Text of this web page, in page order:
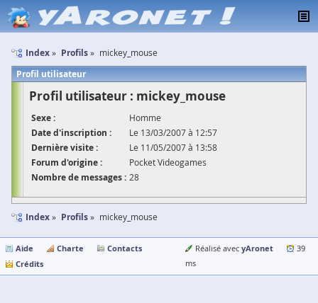
Index Profils mickey_mouse
Profil utilisateur
Profil utilisateur : mickey_mouse
Sexe : Homme
Date d'inscription : Le 13/03/2007 à 12:57
Dernière visite : Le 11/05/2007 à 13:58
Forum d'origine : Pocket Videogames
Nombre de messages : 28
Index Profils mickey_mouse
Aide Charte
Contacts
Crédits
Réalisé avec yAronet
39
ms